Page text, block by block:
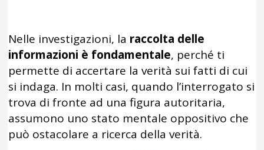
Nelle investigazioni, la raccolta delle
informazioni è fondamentale, perché ti
permette di accertare la verità sui fatti di cui
si indaga. In molti casi, quando l’interrogato si
trova di fronte ad una figura autoritaria,
assumono uno stato mentale oppositivo che
può ostacolare a ricerca della verità.